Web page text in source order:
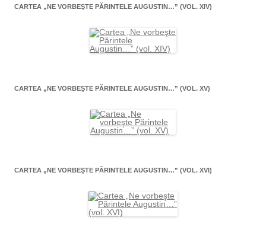
CARTEA „NE VORBEŞTE PĂRINTELE AUGUSTIN…” (VOL. XIV)
CARTEA „NE VORBEŞTE PĂRINTELE AUGUSTIN…” (VOL. XV)
CARTEA „NE VORBEŞTE PĂRINTELE AUGUSTIN…” (VOL. XVI)